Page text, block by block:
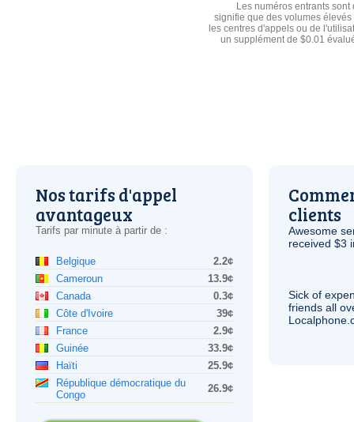
Les numéros entrants
signifie que des volumes
les centres d'appels ou de
un supplément de $0.01
Nos tarifs d'appel
avantageux
Tarifs par minute à partir de :
Belgique
2.2¢
Cameroun
13.9¢
Canada
0.3¢
Côte d'Ivoire
39¢
France
2.9¢
Guinée
33.9¢
Haïti
25.9¢
République démocratique du
Congo
26.9¢
clients
Awesome
received $3
Sick of
friends all